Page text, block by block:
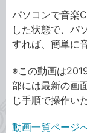
パソコンで音楽
した状態で、パ
すれば、簡単に
※この動画は
部には最新の画
じ手順で操作い
動画一覧ページ